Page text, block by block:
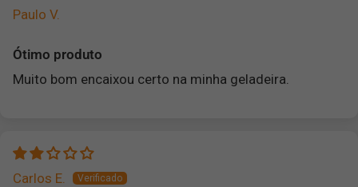
Paulo V.
Ótimo produto
Muito bom encaixou certo na minha geladeira.
Carlos E.